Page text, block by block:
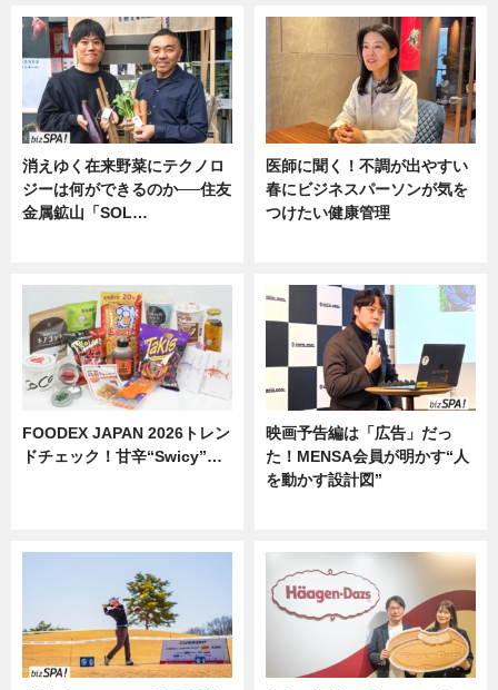
消えゆく在来野菜にテクノロ
ジーは何ができるのか──住友
金属鉱山「SOL…
医師に聞く！不調が出やすい
春にビジネスパーソンが気を
つけたい健康管理
FOODEX JAPAN 2026トレン
ドチェック！甘辛“Swicy”…
映画予告編は「広告」だっ
た！MENSA会員が明かす“人
を動かす設計図”